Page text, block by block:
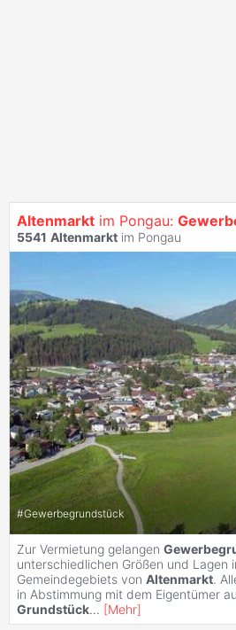
Altenmarkt im Pongau:
5541 Altenmarkt im Pongau
#Gewerbegrundstück
Zur Vermietung gelangen
unterschiedlichen Größen und Lagen
Gemeindegebiets von Altenmarkt.
in Abstimmung mit dem Eigentümer
Grundstück... [Mehr]